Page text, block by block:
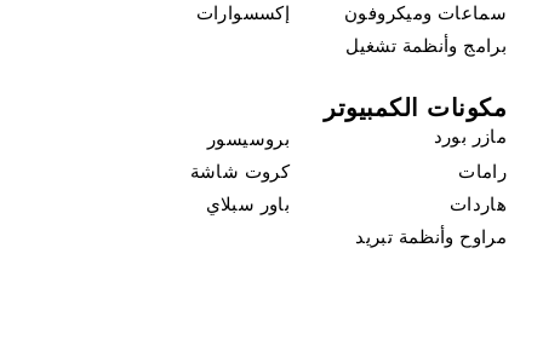
سماعات وميكروفون
إكسسوارات
برامج وأنظمة تشغيل
مكونات الكمبيوتر
مازر بورد
بروسيسور
رامات
كروت شاشة
هاردات
باور سبلاي
مراوح وأنظمة تبريد